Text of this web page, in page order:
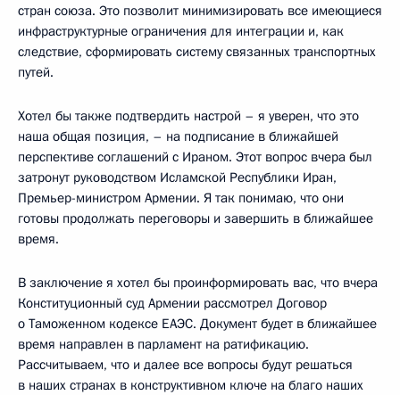
стран союза. Это позволит минимизировать все имеющиеся
инфраструктурные ограничения для интеграции и, как
следствие, сформировать систему связанных транспортных
путей.
Хотел бы также подтвердить настрой – я уверен, что это
наша общая позиция, – на подписание в ближайшей
перспективе соглашений с Ираном. Этот вопрос вчера был
затронут руководством Исламской Республики Иран,
Премьер-министром Армении. Я так понимаю, что они
готовы продолжать переговоры и завершить в ближайшее
время.
В заключение я хотел бы проинформировать вас, что вчера
Конституционный суд Армении рассмотрел Договор
о Таможенном кодексе ЕАЭС. Документ будет в ближайшее
время направлен в парламент на ратификацию.
Рассчитываем, что и далее все вопросы будут решаться
в наших странах в конструктивном ключе на благо наших